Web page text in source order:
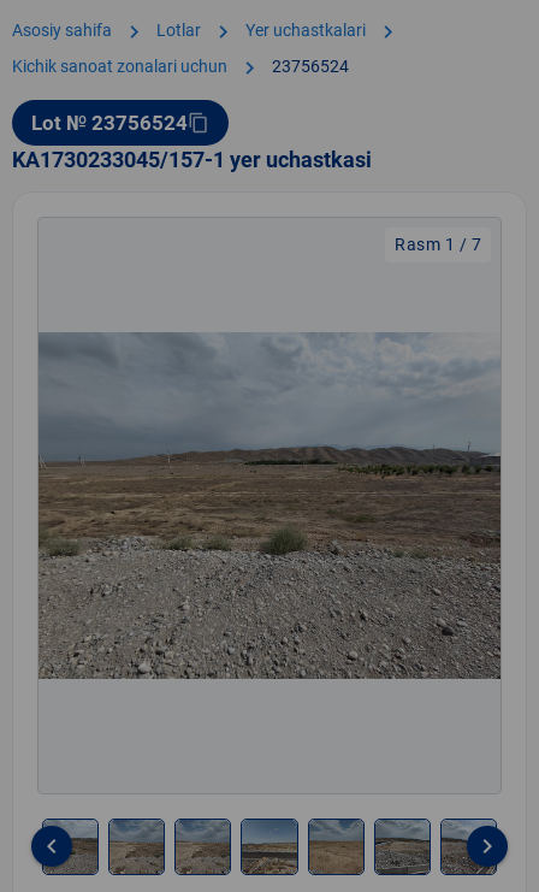
Asosiy sahifa chevron_right Lotlar chevron_right Yer uchastkalari chevron_right
Kichik sanoat zonalari uchun chevron_right 23756524
Lot № 23756524content_copy
KA1730233045/157-1 yer uchastkasi
Rasm 1 / 7
keyboard_arrow_left keyboard_arrow_right